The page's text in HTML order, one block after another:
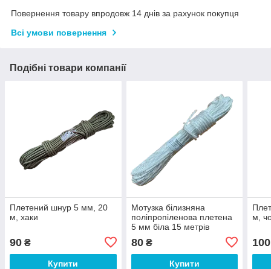
Повернення товару впродовж 14 днів за рахунок покупця
Всі умови повернення
Подібні товари компанії
Плетений шнур 5 мм, 20
м, хаки
90 ₴
Купити
Мотузка білизняна
поліпропіленова плетена
5 мм біла 15 метрів
80₴
Купити
м,
100